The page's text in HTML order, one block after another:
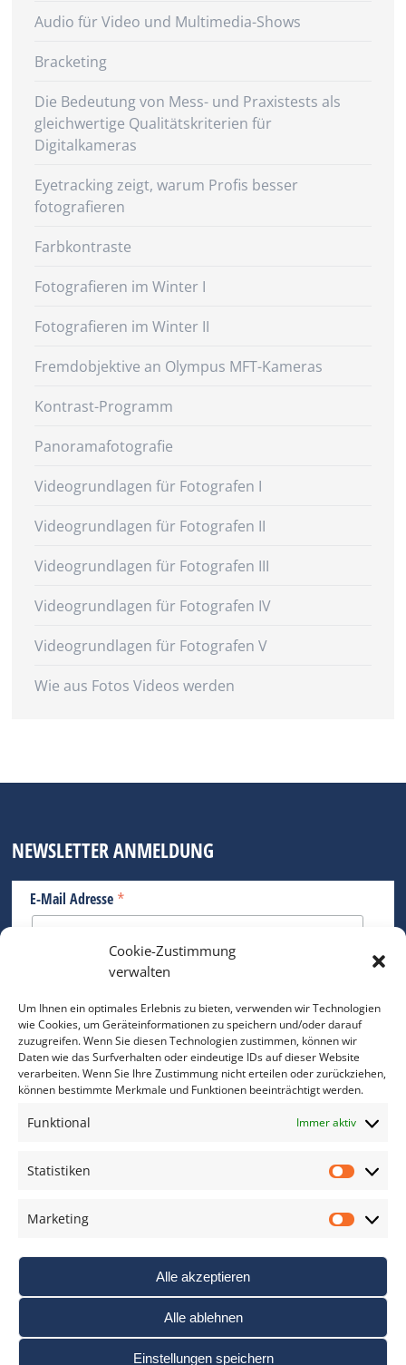
Cookie-Zustimmung
verwalten
Um Ihnen ein optimales Erlebnis zu bieten, verwenden wir Technologien
wie Cookies, um Geräteinformationen zu speichern und/oder darauf
zuzugreifen. Wenn Sie diesen Technologien zustimmen, können wir
Daten wie das Surfverhalten oder eindeutige IDs auf dieser Website
verarbeiten. Wenn Sie Ihre Zustimmung nicht erteilen oder zurückziehen,
können bestimmte Merkmale und Funktionen beeinträchtigt werden.
Funktional Immer aktiv
Statistiken
Marketing
Alle akzeptieren
Alle ablehnen
Einstellungen speichern
Audio für Video und Multimedia-Shows
Bracketing
Die Bedeutung von Mess- und Praxistests als
gleichwertige Qualitätskriterien für
Digitalkameras
Eyetracking zeigt, warum Profis besser
fotografieren
Farbkontraste
Fotografieren im Winter I
Fotografieren im Winter II
Fremdobjektive an Olympus MFT-Kameras
Kontrast-Programm
Panoramafotografie
Videogrundlagen für Fotografen I
Videogrundlagen für Fotografen II
Videogrundlagen für Fotografen III
Videogrundlagen für Fotografen IV
Videogrundlagen für Fotografen V
Wie aus Fotos Videos werden
NEWSLETTER ANMELDUNG
E-Mail Adresse *
Bitte geben Sie Ihre E-Mail Adresse ein.
*